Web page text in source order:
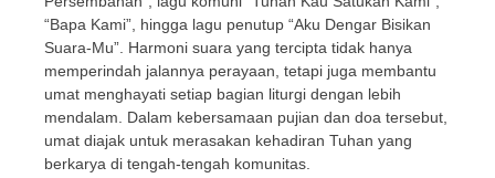
“Bapa Kami”, hingga lagu penutup “Aku Dengar Bisikan
Suara-Mu”. Harmoni suara yang tercipta tidak hanya
memperindah jalannya perayaan, tetapi juga membantu
umat menghayati setiap bagian liturgi dengan lebih
mendalam. Dalam kebersamaan pujian dan doa tersebut,
umat diajak untuk merasakan kehadiran Tuhan yang
berkarya di tengah-tengah komunitas.